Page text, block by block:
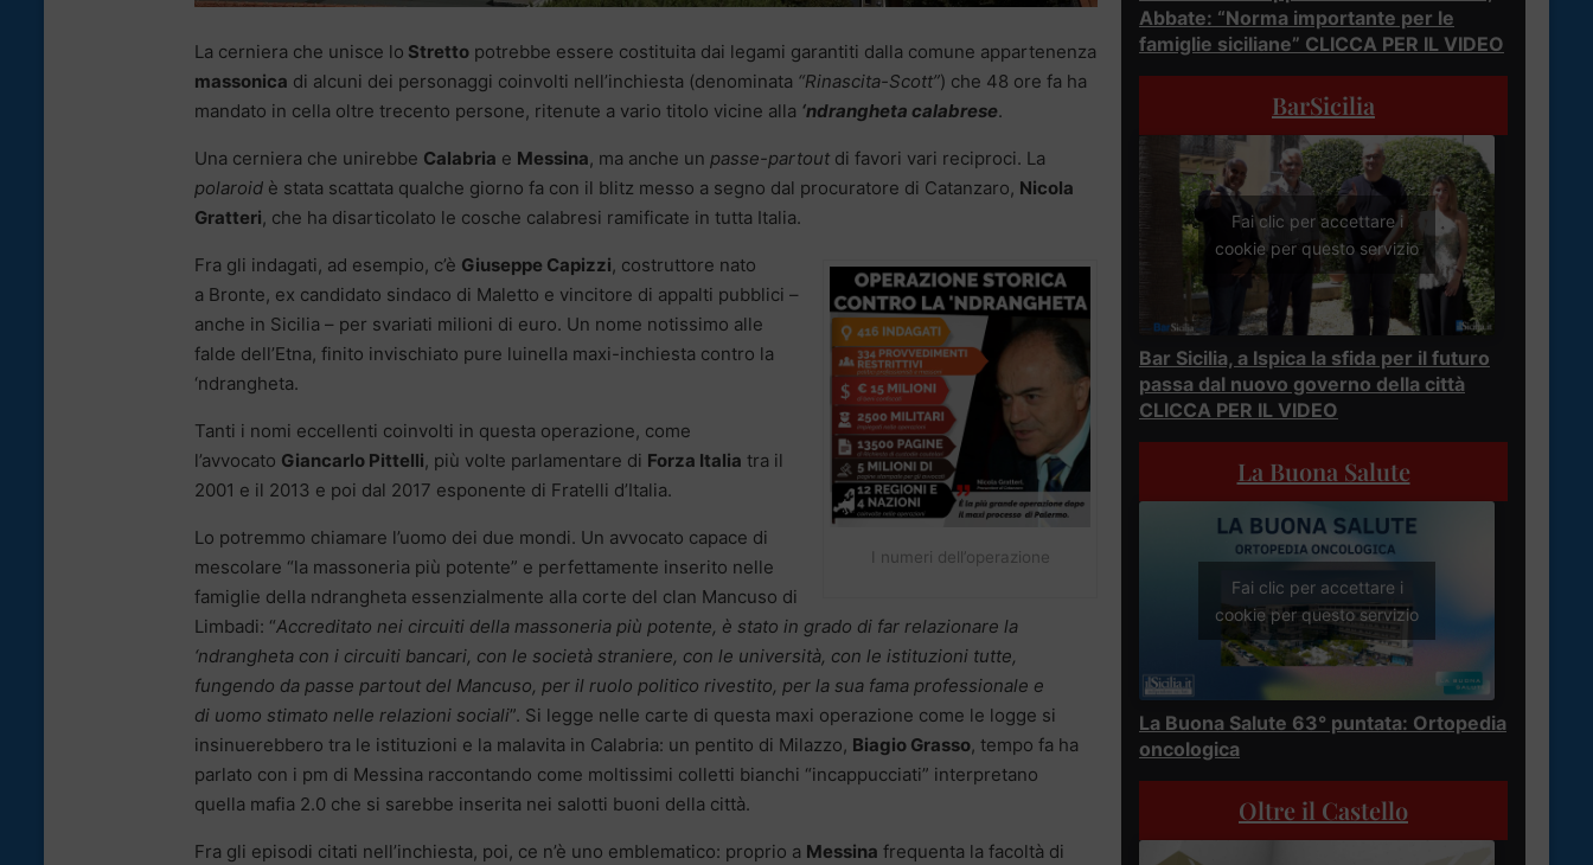
La cerniera che unisce lo Stretto potrebbe essere costituita dai legami garantiti dalla comune appartenenza
massonica di alcuni dei personaggi coinvolti nell’inchiesta (denominata “Rinascita-Scott”) che 48 ore fa ha
mandato in cella oltre trecento persone, ritenute a vario titolo vicine alla ‘ndrangheta calabrese.
Una cerniera che unirebbe Calabria e Messina, ma anche un passe-partout di favori vari reciproci. La
polaroid è stata scattata qualche giorno fa con il blitz messo a segno dal procuratore di Catanzaro, Nicola
Gratteri, che ha disarticolato le cosche calabresi ramificate in tutta Italia.
I numeri dell’operazione
Fra gli indagati, ad esempio, c’è Giuseppe Capizzi, costruttore nato
a Bronte, ex candidato sindaco di Maletto e vincitore di appalti pubblici –
anche in Sicilia – per svariati milioni di euro. Un nome notissimo alle
falde dell’Etna, finito invischiato pure luinella maxi-inchiesta contro la
‘ndrangheta.
Tanti i nomi eccellenti coinvolti in questa operazione, come
l’avvocato Giancarlo Pittelli, più volte parlamentare di Forza Italia tra il
2001 e il 2013 e poi dal 2017 esponente di Fratelli d’Italia.
Lo potremmo chiamare l’uomo dei due mondi. Un avvocato capace di
mescolare “la massoneria più potente” e perfettamente inserito nelle
famiglie della ndrangheta essenzialmente alla corte del clan Mancuso di
Limbadi: “Accreditato nei circuiti della massoneria più potente, è stato in grado di far relazionare la
‘ndrangheta con i circuiti bancari, con le società straniere, con le università, con le istituzioni tutte,
fungendo da passe partout del Mancuso, per il ruolo politico rivestito, per la sua fama professionale e
di uomo stimato nelle relazioni sociali”. Si legge nelle carte di questa maxi operazione come le logge si
insinuerebbero tra le istituzioni e la malavita in Calabria: un pentito di Milazzo, Biagio Grasso, tempo fa ha
parlato con i pm di Messina raccontando come moltissimi colletti bianchi “incappucciati” interpretano
quella mafia 2.0 che si sarebbe inserita nei salotti buoni della città.
Fra gli episodi citati nell’inchiesta, poi, ce n’è uno emblematico: proprio a Messina frequenta la facoltà di
Abbate: “Norma importante per le
famiglie siciliane” CLICCA PER IL VIDEO
BarSicilia
Fai clic per accettare i
cookie per questo servizio
Bar Sicilia, a Ispica la sfida per il futuro
passa dal nuovo governo della città
CLICCA PER IL VIDEO
La Buona Salute
Fai clic per accettare i
cookie per questo servizio
La Buona Salute 63° puntata: Ortopedia
oncologica
Oltre il Castello